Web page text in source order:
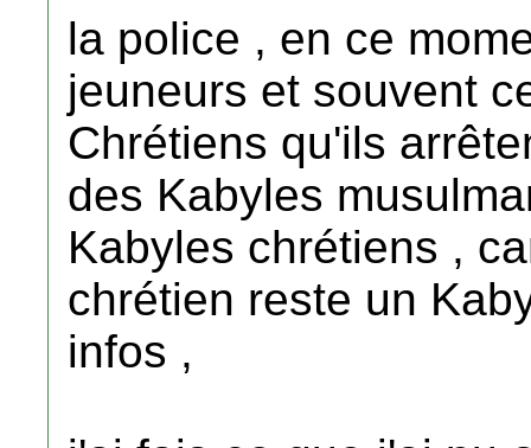
la police , en ce
jeuneurs et souvent
Chrétiens qu'ils
des Kabyles
Kabyles chrétiens ,
chrétien reste un
infos ,